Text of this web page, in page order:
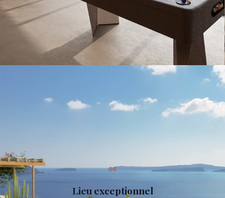
04
Lieu exceptionnel